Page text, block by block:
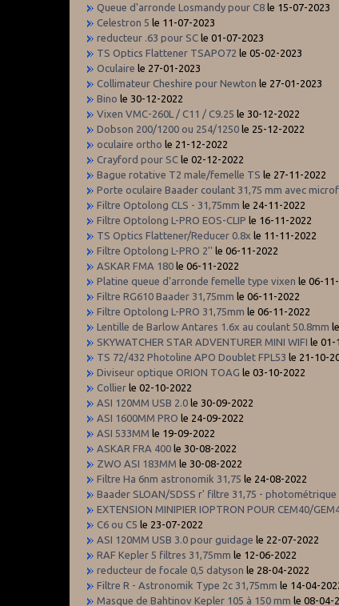
Queue d'arronde Losmandy pour C8 le 15-07-2023
Celestron 5 le 11-07-2023
reducteur .63 pour SC le 01-07-2023
TS Optics Flattener TSAPO72 le 05-02-2023
Oculaire le 27-01-2023
Collimateur Cheshire pour Newton le 27-01-2023
Bino le 30-12-2022
Vixen VMC-260L / C11 / C9.25 le 30-12-2022
Dobson 200/1200 ou 254/1250 le 25-12-2022
oculaire ortho le 21-12-2022
Crayford pour SC le 02-12-2022
Bague rotative T2 male/femelle TS le 27-11-2022
Porte oculaire Baader coulant 31,75 mm avec
Filtre Optolong CLS - 31,75mm le 24-11-2022
Filtre Optolong L-PRO EOS-CLIP le 16-11-2022
TS Optics Flattener/Reducer 0.8x le 11-11-2022
Filtre Optolong L-PRO 2'' le 06-11-2022
ASKAR FMA 180 le 06-11-2022
Platine queue d'arronde femelle type vixen le 06-
Filtre RG610 Baader 31,75mm le 06-11-2022
Filtre Optolong L-PRO 31,75mm le 06-11-2022
Lentille de Barlow Antares 1.6x au coulant 50.8mm
SKYWATCHER STAR ADVENTURER MINI WIFI le 01-
TS 72/432 Photoline APO Doublet FPL53 le 21-10-
Diviseur optique ORION TOAG le 03-10-2022
Collier le 02-10-2022
ASI 120MM USB 2.0 le 30-09-2022
ASI 1600MM PRO le 24-09-2022
ASI 533MM le 19-09-2022
ASKAR FRA 400 le 30-08-2022
ZWO ASI 183MM le 30-08-2022
Filtre Ha 6nm astronomik 31,75 le 24-08-2022
Baader SLOAN/SDSS r' filtre 31,75 - photométrique
EXTENSION MINIPIER IOPTRON POUR CEM40/
C6 ou C5 le 23-07-2022
ASI 120MM USB 3.0 pour guidage le 22-07-2022
RAF Kepler 5 filtres 31,75mm le 12-06-2022
reducteur de focale 0,5 datyson le 28-04-2022
Filtre R - Astronomik Type 2c 31,75mm le 14-04-
Masque de Bahtinov Kepler 105 à 150 mm le 08-04-